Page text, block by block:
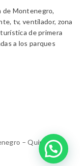
de Montenegro,
tv, ventilador, zona
de primera
a los parques
– Quindío –